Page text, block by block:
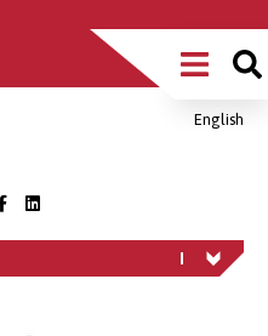
Main
MenuEnglish